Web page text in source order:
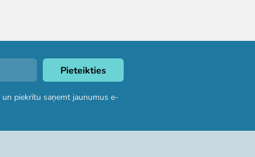
un piekrītu saņemt jaunumus e-